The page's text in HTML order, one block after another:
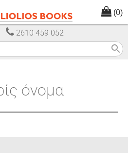
(0)
2610 459 052
search
όνομα